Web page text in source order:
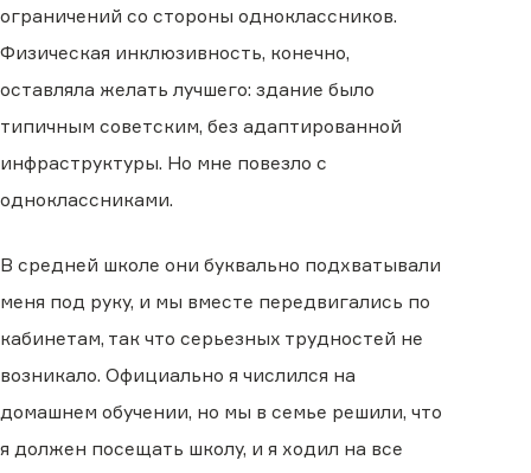
ограничений со стороны одноклассников.
Физическая инклюзивность, конечно,
оставляла желать лучшего: здание было
типичным советским, без адаптированной
инфраструктуры. Но мне повезло с
одноклассниками.
В средней школе они буквально подхватывали
меня под руку, и мы вместе передвигались по
кабинетам, так что серьезных трудностей не
возникало. Официально я числился на
домашнем обучении, но мы в семье решили, что
я должен посещать школу, и я ходил на все